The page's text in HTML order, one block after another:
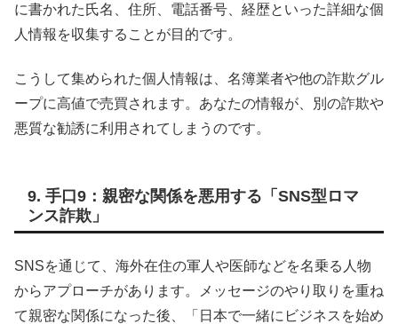
に書かれた氏名、住所、電話番号、経歴といった詳細な個
人情報を収集することが目的です。
こうして集められた個人情報は、名簿業者や他の詐欺グル
ープに高値で売買されます。あなたの情報が、別の詐欺や
悪質な勧誘に利用されてしまうのです。
9. 手口9：親密な関係を悪用する「SNS型ロマ
ンス詐欺」
SNSを通じて、海外在住の軍人や医師などを名乗る人物
からアプローチがあります。メッセージのやり取りを重ね
て親密な関係になった後、「日本で一緒にビジネスを始め